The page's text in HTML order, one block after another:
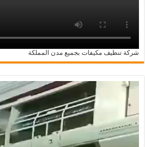
شركة تنظيف مكيفات بجميع مدن المملكة